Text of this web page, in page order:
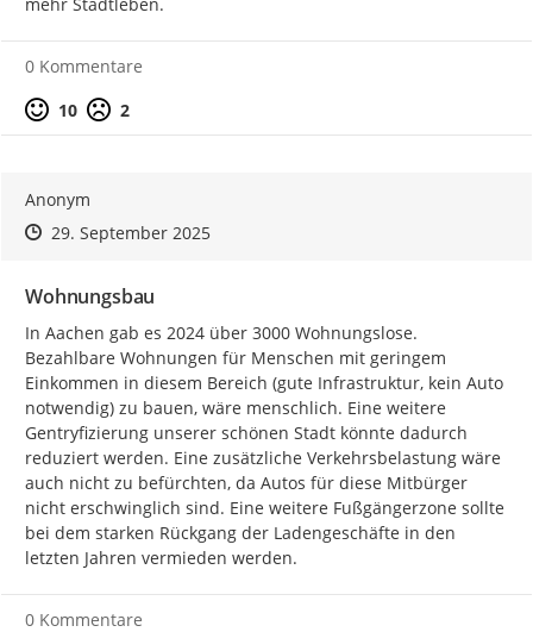
0 Kommentare
Positive Bewertung
10 Negative Bewertung
2
Anonym
Zeitpunkt des Erstellens
Zeitpunkt des Erstellens
29. September 2025Zur Äußerung
Wohnungsbau
In Aachen gab es 2024 über 3000 Wohnungslose.
Bezahlbare Wohnungen für Menschen mit geringem
Einkommen in diesem Bereich (gute Infrastruktur, kein Auto
notwendig) zu bauen, wäre menschlich. Eine weitere
Gentryfizierung unserer schönen Stadt könnte dadurch
reduziert werden. Eine zusätzliche Verkehrsbelastung wäre
auch nicht zu befürchten, da Autos für diese Mitbürger
nicht erschwinglich sind. Eine weitere Fußgängerzone sollte
bei dem starken Rückgang der Ladengeschäfte in den
letzten Jahren vermieden werden.
0 Kommentare